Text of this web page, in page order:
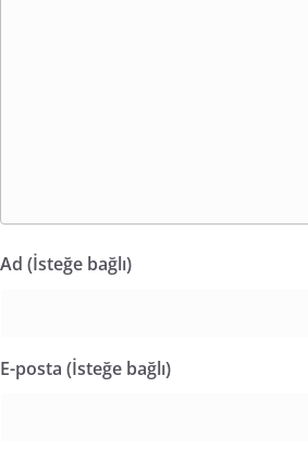
Ad (İsteğe bağlı)
E-posta (İsteğe bağlı)